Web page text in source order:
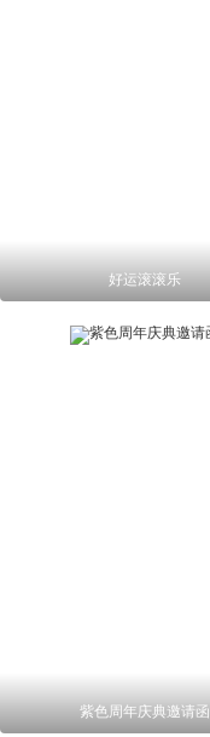
好运滚滚乐
紫色周年庆典邀请函